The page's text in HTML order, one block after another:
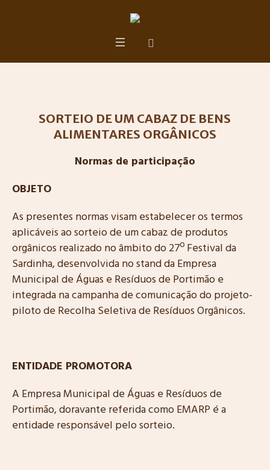
SORTEIO DE UM CABAZ DE BENS
ALIMENTARES ORGÂNICOS
Normas de participação
OBJETO
As presentes normas visam estabelecer os termos
aplicáveis ao sorteio de um cabaz de produtos
orgânicos realizado no âmbito do 27º Festival da
Sardinha, desenvolvida no stand da Empresa
Municipal de Águas e Resíduos de Portimão e
integrada na campanha de comunicação do projeto-
piloto de Recolha Seletiva de Resíduos Orgânicos.
ENTIDADE PROMOTORA
A Empresa Municipal de Águas e Resíduos de
Portimão, doravante referida como EMARP é a
entidade responsável pelo sorteio.